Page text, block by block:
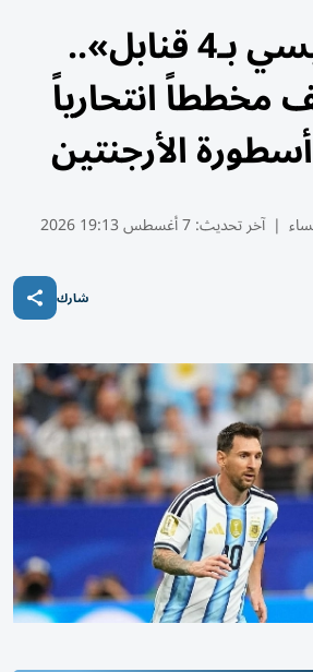
«سأفجر ميسي بـ4 قنابل»..
انتحارياً
الأرجنتين
| آخر تحديث:7 أغسطس 19:13 2026
شارك